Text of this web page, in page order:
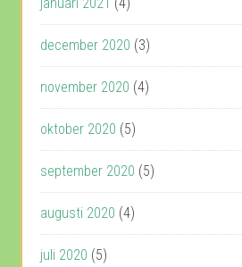
december 2020 (3)
november 2020 (4)
oktober 2020 (5)
september 2020 (5)
augusti 2020 (4)
juli 2020 (5)